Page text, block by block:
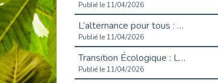
Publié le 11/04/2026
L’alternance pour tous : Cap Emploi 92 et Seine Ouest Entreprise et Emploi mobilisés à Boulogne-Billancourt
Publié le 11/04/2026
Transition Écologique : Les Cap Emploi 75,92 et 93 s’engagent pour un Numérique Responsable
Publié le 11/04/2026